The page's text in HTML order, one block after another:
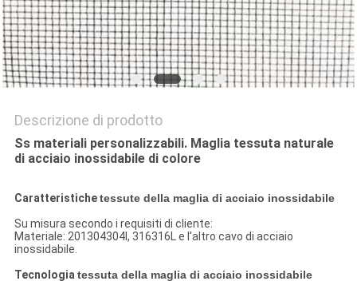
Descrizione di prodotto
Ss materiali personalizzabili. Maglia tessuta naturale
di acciaio inossidabile di colore
Caratteristichetessute della maglia di acciaio inossidabile
Su misura secondo i requisiti di cliente:
Materiale: 201304304l, 316316L e l'altro cavo di acciaio
inossidabile.
Tecnologiatessuta della maglia di acciaio inossidabile